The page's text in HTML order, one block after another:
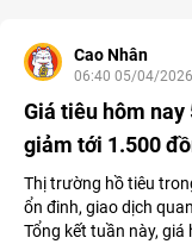
Cao Nhân
06:40 05/04/2026
Giá tiêu hôm
giảm tới 1.500
Thị trường hồ tiêu
ổn đinh, giao dịch
Tổng kết tuần này,